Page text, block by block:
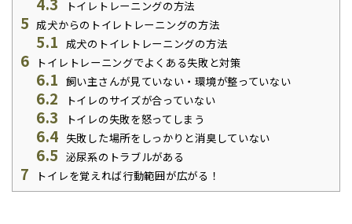
トイレトレーニングの方法
5 成犬からのトイレトレーニングの方法
5.1 成犬のトイレトレーニングの方法
6 トイレトレーニングでよくある失敗と対策
6.1 飼い主さんが見ていない・環境が整っていない
6.2 トイレのサイズが合っていない
6.3 トイレの失敗を怒ってしまう
6.4 失敗した場所をしっかりと消臭していない
6.5 泌尿系のトラブルがある
7 トイレを覚えれば行動範囲が広がる！